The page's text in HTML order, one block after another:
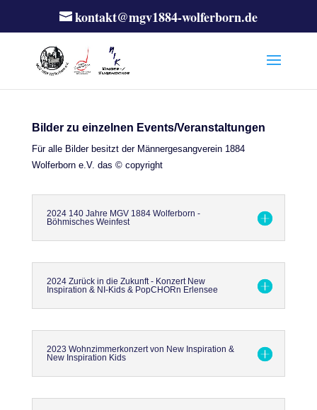
kontakt@mgv1884-wolferborn.de
Bilder zu einzelnen Events/Veranstaltungen
Für alle Bilder besitzt der Männergesangverein 1884
Wolferborn e.V. das © copyright
2024 140 Jahre MGV 1884 Wolferborn -
Böhmisches Weinfest
2024 Zurück in die Zukunft - Konzert New
Inspiration & NI-Kids & PopCHORn Erlensee
2023 Wohnzimmerkonzert von New Inspiration &
New Inspiration Kids